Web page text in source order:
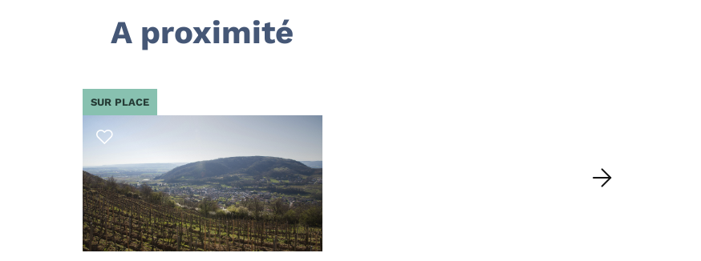
A proximité
SUR PLACE